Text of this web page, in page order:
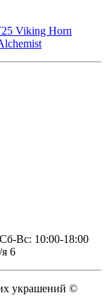
Viking Horn
Вс: 10:00-18:00
6
украшений ©